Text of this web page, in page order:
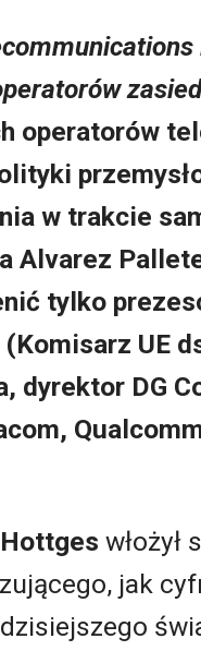
operatorów
w trakcie
Alvarez
tylko
(Komisarz UE
dyrektor DG
włożył
jak